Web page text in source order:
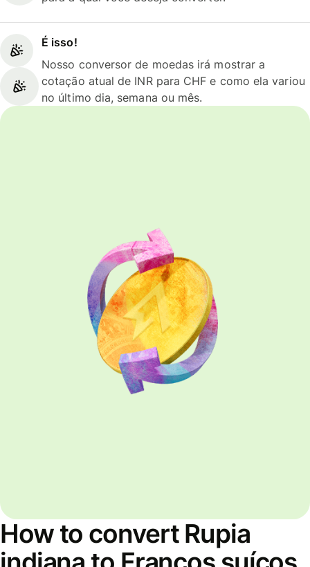
É isso!
Nosso conversor de moedas irá mostrar a
cotação atual de INR para CHF e como ela variou
no último dia, semana ou mês.
How to convert Rupia